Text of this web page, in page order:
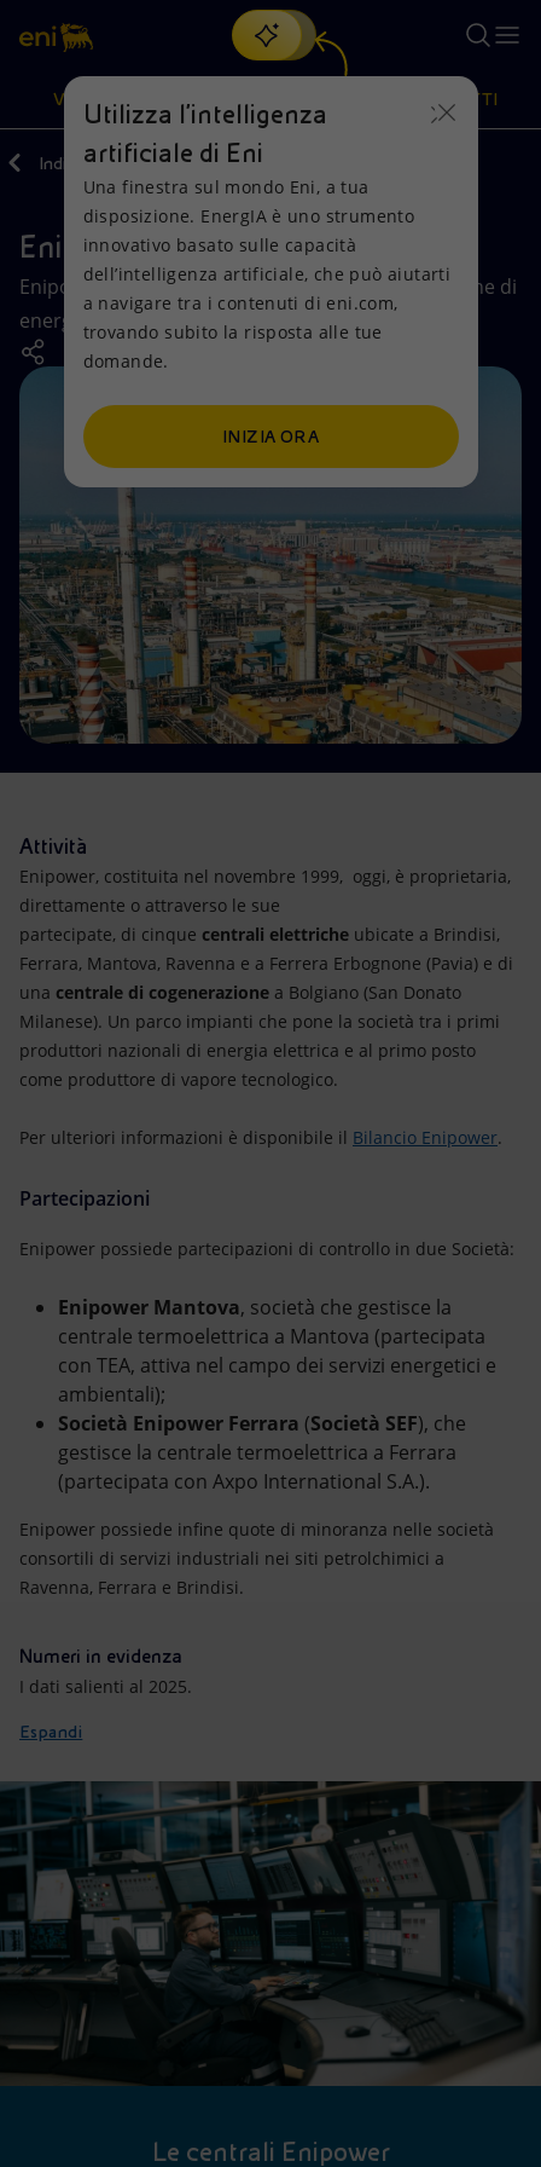
Cerca
scopri EnergIA, la nostra nuova soluzione di intelligenza
artificiale.
VISIONE
Visione
Mission e valori
Persone e Partnership
Net Zero
Modello satellitare
Energia accessibile
Innovazione
Scenari energetici
Azioni
Diversificazione energetica
Tecnologie per la transizione
Collaborazioni per l'innovazione
Attività nel mondo
PRODOTTI
Prodotti
Casa
Imprese
Mobilità
Indietro Azienda Società di Eni
Enipower
Enipower è la società di Eni dedicata alla produzione di
energia elettrica e vapore.
Attività
Enipower, costituita nel novembre 1999, oggi, è proprietaria,
direttamente o attraverso le sue
partecipate, di cinque centrali elettriche ubicate a Brindisi,
Ferrara, Mantova, Ravenna e a Ferrera Erbognone (Pavia) e di
una centrale di cogenerazione a Bolgiano (San Donato
Milanese). Un parco impianti che pone la società tra i primi
produttori nazionali di energia elettrica e al primo posto
come produttore di vapore tecnologico.
Per ulteriori informazioni è disponibile il Bilancio Enipower.
Partecipazioni
Enipower possiede partecipazioni di controllo in due Società:
Enipower Mantova, società che gestisce la
centrale termoelettrica a Mantova (partecipata
con TEA, attiva nel campo dei servizi energetici e
ambientali);
Società Enipower Ferrara (Società SEF), che
gestisce la centrale termoelettrica a Ferrara
(partecipata con Axpo International S.A.).
Enipower possiede infine quote di minoranza nelle società
consortili di servizi industriali nei siti petrolchimici a
Ravenna, Ferrara e Brindisi.
Numeri in evidenza
I dati salienti al 2025.
Espandi
Le centrali Enipower
Utilizza l'intelligenza
artificiale di Eni
Una finestra sul mondo Eni, a tua
disposizione. EnergIA è uno strumento
innovativo basato sulle capacità
dell’intelligenza artificiale, che può aiutarti
a navigare tra i contenuti di eni.com,
trovando subito la risposta alle tue
domande.
INIZIA ORA